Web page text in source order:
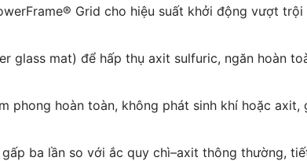
Grid cho hiệu suất khởi động vượt trội
glass mat) để hấp thụ axit sulfuric, ngăn hoàn
phong hoàn toàn, không phát sinh khí hoặc axit,
ba lần so với ắc quy chì–axit thông thường,